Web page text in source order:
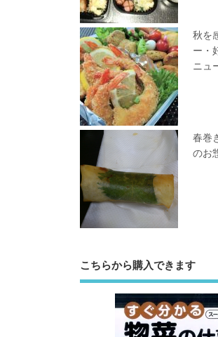
秋を
ー・
ニュ
春巻
のお
こちらから購入できます